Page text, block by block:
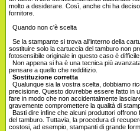
molto a desiderare. Così, anche chi ha
fornitore.
Quando non c'è scelta
Se la stampante si trova all'interno della
sostituire solo la cartuccia del tamburo non
fotosensibile originale in questo caso è
Non appena si ha è una tecnica più
pensare a quello che redditizio.
Sostituzione corretta
Qualunque sia la vostra scelta, dobbiamo
precisione. Questo dovrebbe essere fatto in
fare in modo che non accidentalmente
gravemente compromettere la qualità di
Basti dire infine che alcuni produttori
del tamburo. Tuttavia, la procedura di
costosi, ad esempio, stampanti di grande